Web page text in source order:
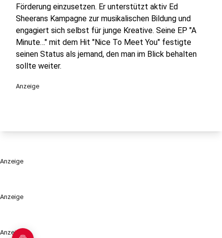
Anzeige
Anzeige
Förderung einzusetzen. Er unterstützt aktiv Ed
Sheerans Kampagne zur musikalischen Bildung und
engagiert sich selbst für junge Kreative. Seine EP "A
Minute…" mit dem Hit "Nice To Meet You" festigte
seinen Status als jemand, den man im Blick behalten
sollte weiter.
Anzeige
Anzeige